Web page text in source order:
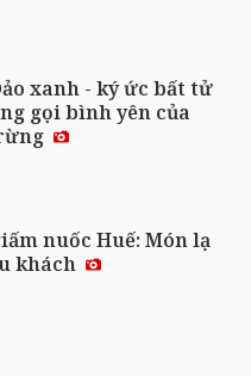
xanh - ký ức bất tử
gọi bình yên của
nuốc Huế: Món lạ
khách